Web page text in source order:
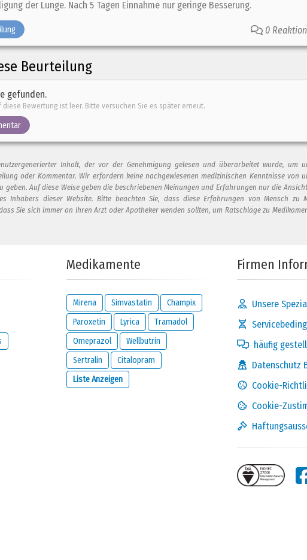
der Lunge. Nach 5 Tagen Einnahme nur geringe Besserung.
0
Beurteilung
gefunden.
diese Bewertung ist leer. Bitte versuchen Sie es später erneut.
Inhalt, der vor der Genehmigung gelesen und überarbeitet wurde, um
oder Kommentar. Wir erfordern keine nachgewiesenen medizinischen Kenntnisse von
geben. Auf diese Weise geben die beschriebenen Meinungen und Erfahrungen nur die
Inhabers dieser Website. Bitte beachten Sie, dass diese Erfahrungen von Mensch zu
Sie sich immer an Ihren Arzt oder Apotheker wenden sollten, um Ratschläge zu
Lösen Sie die folgende
Rechnung und zeigen Sie,
um Sie bezüglich Ihres Kommentars zu kontaktieren oder wenn Sie die unten stehende
benachrichtigt werden, wenn jemand auf diese Bewertung reagiert.
Medikamente
Mirena Simvastatin
Champix
Paroxetin
Lyrica
Tramadol
Omeprazol
Wellbutrin
Sertralin
Citalopram
Liste Anzeigen
Firmen
Unsere
häufig
Datenschutz
Cookie-
Cookie-